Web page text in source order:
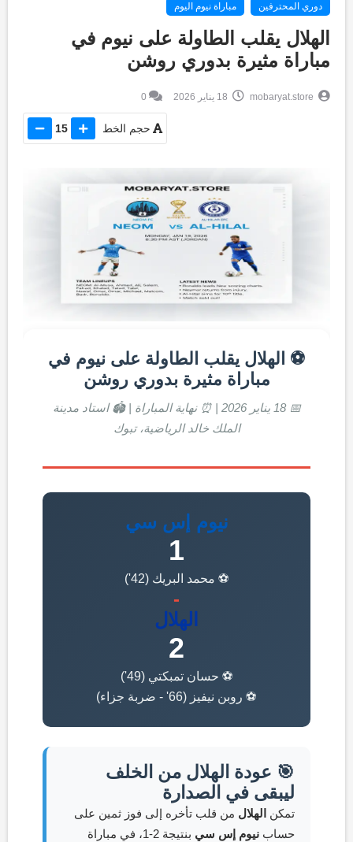
دوري المحترفين مباراة نيوم اليوم
الهلال يقلب الطاولة على نيوم في
مباراة مثيرة بدوري روشن
mobaryat.store
0
حجم الخط 15
⚽ الهلال يقلب الطاولة على نيوم في
مباراة مثيرة بدوري روشن
📅 18 يناير 2026 | ⏰ نهاية المباراة | 🏟️ استاد مدينة
الملك خالد الرياضية، تبوك
نيوم إس سي
1
⚽ محمد البريك (42')
-
الهلال
2
⚽ حسان تمبكتي (49')
⚽ روبن نيفيز (66' - ضربة جزاء)
🎯 عودة الهلال من الخلف
ليبقى في الصدارة
تمكن الهلال من قلب تأخره إلى فوز ثمين على
حساب نيوم إس سي
بنتيجة 2-1، في مباراة